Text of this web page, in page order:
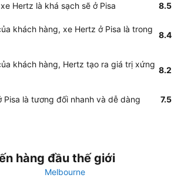
Hertz là khá sạch sẽ ở Pisa 8.5
khách hàng, xe Hertz ở Pisa là trong
8.4
khách hàng, Hertz tạo ra giá trị xứng
8.2
Pisa là tương đối nhanh và dễ dàng 7.5
hàng đầu thế giới
Melbourne